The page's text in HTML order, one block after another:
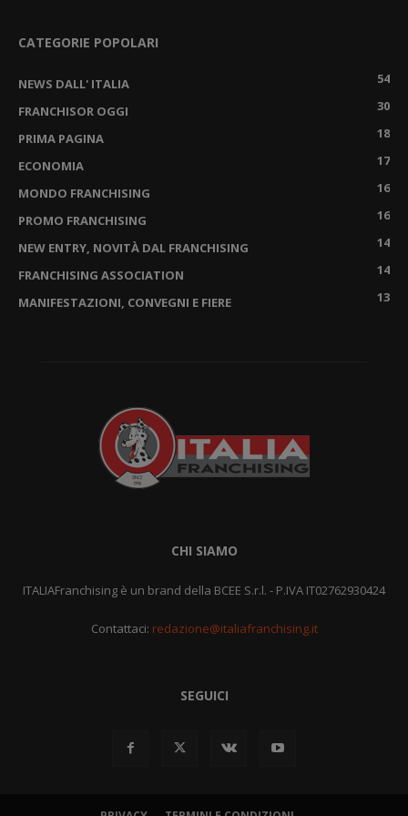
CATEGORIE POPOLARI
NEWS DALL' ITALIA
54
FRANCHISOR OGGI
30
PRIMA PAGINA
18
ECONOMIA
17
MONDO FRANCHISING
16
PROMO FRANCHISING
16
NEW ENTRY, NOVITÀ DAL FRANCHISING
14
FRANCHISING ASSOCIATION
14
MANIFESTAZIONI, CONVEGNI E FIERE
13
CHI SIAMO
ITALIAFranchising è un brand della BCEE S.r.l. - P.IVA IT02762930424
Contattaci: redazione@italiafranchising.it
SEGUICI